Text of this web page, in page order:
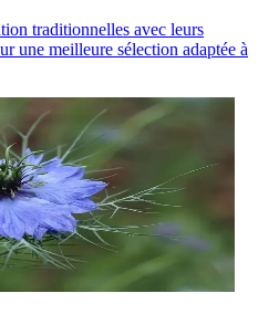
traditionnelles avec leurs
une meilleure sélection adaptée à